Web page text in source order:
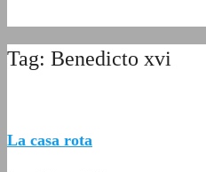
Tag: Benedicto xvi
La casa rota